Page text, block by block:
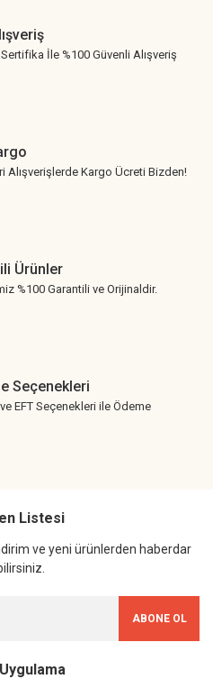
İle %100 Güvenli Alışveriş
Alışverişlerde Kargo Ücreti Bizden!
Ürünler
%100 Garantili ve Orijinaldir.
Seçenekleri
EFT Seçenekleri ile Ödeme
Listesi
ve yeni ürünlerden haberdar
ABONE OL